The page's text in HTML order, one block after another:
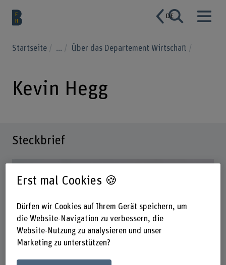
DE
Startseite ... Über das Departement Wirtschaft
Kevin Hegg
Steckbrief
Erst mal Cookies 🍪
Dürfen wir Cookies auf Ihrem Gerät speichern, um
die Website-Navigation zu verbessern, die
Website-Nutzung zu analysieren und unser
Marketing zu unterstützen?